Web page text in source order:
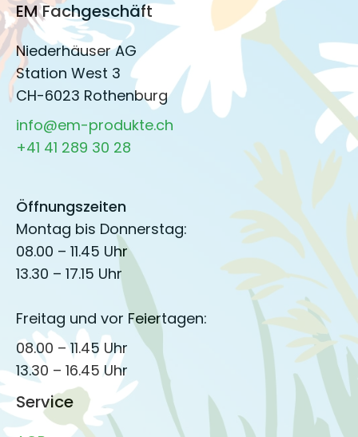
EM Fachgeschäft
Niederhäuser AG
Station West 3
CH-6023 Rothenburg
info@em-produkte.ch
+41 41 289 30 28
Öffnungszeiten
Montag bis Donnerstag:
08.00 – 11.45 Uhr
13.30 – 17.15 Uhr
Freitag und vor Feiertagen:
08.00 – 11.45 Uhr
13.30 – 16.45 Uhr
Service